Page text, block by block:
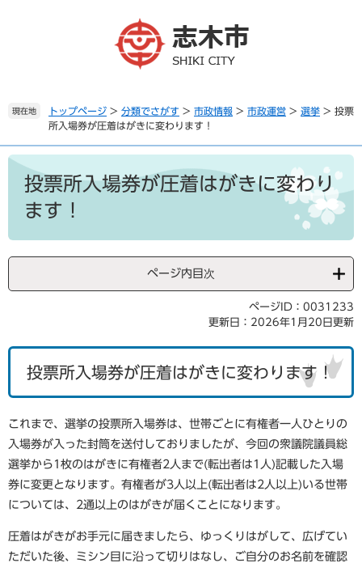
。
て
本
現在地 トップページ > 分類でさがす > 市政情報 > 市政運営 > 選挙 > 投票
所入場券が圧着はがきに変わります！
本
投票所入場券が圧着はがきに変わり
ます！
ページ内目次
ページID：0031233
更新日：2026年1月20日更新
投票所入場券が圧着はがきに変わります！
これまで、選挙の投票所入場券は、世帯ごとに有権者一人ひとりの
入場券が入った封筒を送付しておりましたが、今回の衆議院議員総
選挙から1枚のはがきに有権者2人まで(転出者は1人)記載した入場
券に変更となります。有権者が3人以上(転出者は2人以上)いる世帯
については、2通以上のはがきが届くことになります。
圧着はがきがお手元に届きましたら、ゆっくりはがして、広げてい
ただいた後、ミシン目に沿って切りはなし、ご自分のお名前を確認